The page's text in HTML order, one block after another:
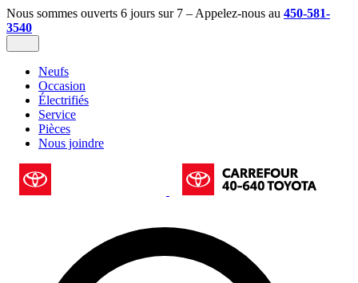
Nous sommes ouverts 6 jours sur 7 – Appelez-nous au 450-581-
3540
Neufs
Occasion
Électrifiés
Service
Pièces
Nous joindre